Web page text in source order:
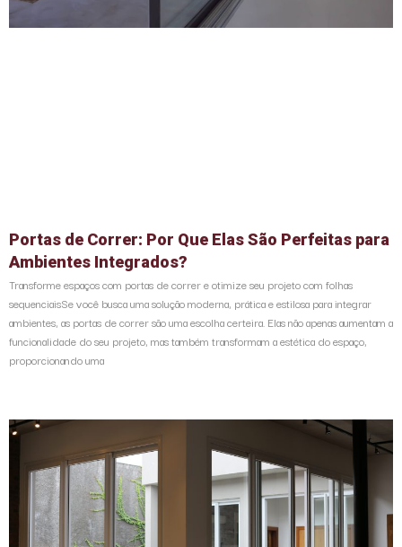
Portas de Correr: Por Que Elas São Perfeitas para
Ambientes Integrados?
Transforme espaços com portas de correr e otimize seu projeto com folhas
sequenciaisSe você busca uma solução moderna, prática e estilosa para integrar
ambientes, as portas de correr são uma escolha certeira. Elas não apenas aumentam a
funcionalidade do seu projeto, mas também transformam a estética do espaço,
proporcionando uma